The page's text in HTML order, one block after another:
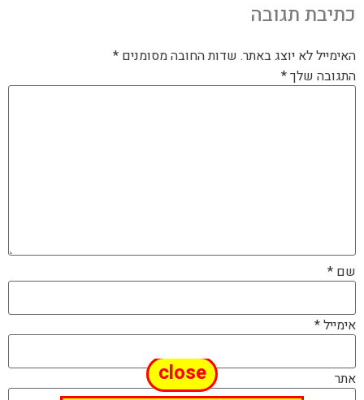
כתיבת תגובה
האימייל לא יוצג באתר. שדות החובה מסומנים *
התגובה שלך*
שם *
אימייל*
אתר close